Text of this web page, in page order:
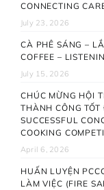
CONNECTING
July 23, 2026
CÀ PHÊ SÁNG –
COFFEE –
July 15, 2026
CHÚC MỪNG HỘI
THÀNH CÔNG
SUCCESSFUL
COOKING
April 6, 2026
HUẤN LUYỆN
LÀM VIỆC (FIRE